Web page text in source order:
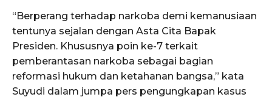
“Berperang terhadap narkoba demi kemanusiaan
tentunya sejalan dengan Asta Cita Bapak
Presiden. Khususnya poin ke-7 terkait
pemberantasan narkoba sebagai bagian
reformasi hukum dan ketahanan bangsa,” kata
Suyudi dalam jumpa pers pengungkapan kasus